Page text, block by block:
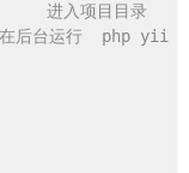
进入项目目录
后台运行  php yii